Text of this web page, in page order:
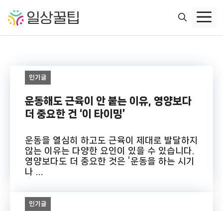
인기글
운동해도 근육이 안 붙는 이유, 영양보다
더 중요한 건 ‘이 타이밍’
운동을 열심히 하고도 근육이 제대로 발달하지
않는 이유는 다양한 요인이 있을 수 있습니다.
영양보다도 더 중요한 것은 ‘운동을 하는 시기
나 ...
인기글